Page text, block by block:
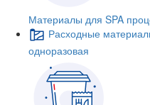
Материалы для SPA
Расходные
одноразовая